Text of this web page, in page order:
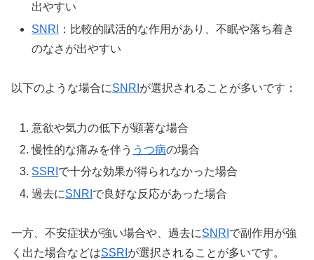
出やすい
SNRI
：比較的賦活的な作用があり、不眠や落ち着き
のなさが出やすい
以下のような場合にSNRI が選択されることが多いです：
意欲や気力の低下が顕著な場合
慢性的な痛みを伴う うつ病の場合
SSRI で十分な効果が得られなかった場合
過去にSNRI で良好な反応があった場合
一方、不安症状が強い場合や、過去にSNRI で副作用が強
く出た場合などはSSRI が選択されることが多いです。